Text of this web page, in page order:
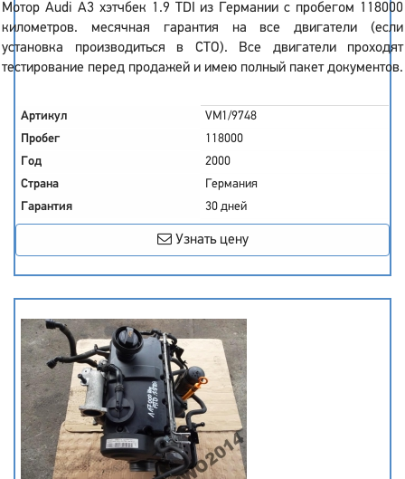
Мотор Audi A3 хэтчбек 1.9 TDI из Германии с пробегом 118000
километров. месячная гарантия на все двигатели (если
установка производиться в СТО). Все двигатели проходят
тестирование перед продажей и имею полный пакет документов.
Артикул
VM1/9748
Пробег
118000
Год
2000
Страна
Германия
Гарантия
30 дней
Узнать цену